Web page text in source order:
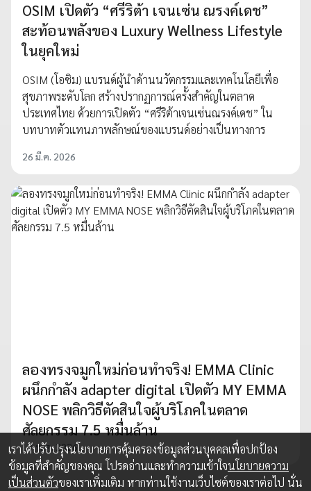
OSIM เปิดตัว “ศรีริต้า เจนเซ่น ณรงค์เดช”
สะท้อนพลังของ Luxury Wellness Lifestyle
ในยุคใหม่
OSIM (โอซิม) แบรนด์ผู้นำด้านนวัตกรรมและเทคโนโลยีเพื่อ
สุขภาพระดับโลก สร้างปรากฏการณ์ครั้งสำคัญในตลาด
ประเทศไทย ด้วยการเปิดตัว “ศรีริต้าเจนเซ่นณรงค์เดช” ใน
บทบาทตัวแทนภาพลักษณ์ของแบรนด์อย่างเป็นทางการ
26 มี.ค. 2026
ลองทรงจมูกใหม่ก่อนทำจริง! EMMA Clinic
ผนึกกำลัง adapter digital เปิดตัว MY EMMA
NOSE พลิกวิธีตัดสินใจผู้บริโภคในตลาด
ศัลยกรรม 7.5 หมื่นล้าน
13 พ.ค. 2026
เราได้ปรับปรุงนโยบายการคุ้มครองข้อมูลส่วนบุคคลเพื่อปกป้อง
ข้อมูลที่สำคัญของคุณ โปรดอ่านและทำความเข้าใจนโยบายความ
เป็นส่วนตัวของเราเพิ่มเติม หากท่านใช้งานเว็บไซต์ของเราต่อไป นั่น